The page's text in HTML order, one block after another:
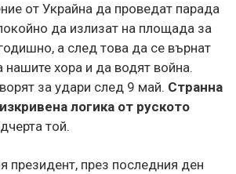
от Украйна да проведат парада
да излизат на площада за
а след това да се върнат
нашите хора и да водят война.
за удари след 9 май. Странна
логика от руското
той.
президент, през последния ден